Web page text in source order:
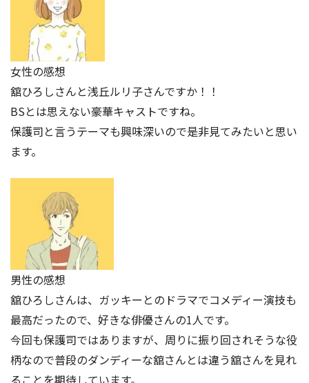
女性の感想
舘ひろしさんと浅丘ルリ子さんですか！！
BSとは思えない豪華キャストですね。
保護司と言うテーマも興味深いので是非見てみたいと思い
ます。
男性の感想
舘ひろしさんは、ガッキーとのドラマでコメディー演技も
最高だったので、好きな俳優さんの1人です。
今回も保護司ではありますが、周りに振り回されそうな役
柄なので普段のダンディーな舘さんとは違う舘さんを見れ